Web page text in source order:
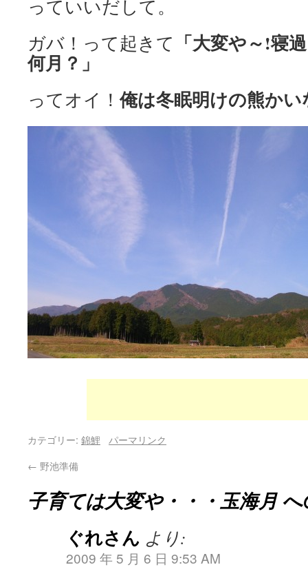
っていいだして。
ガバ！って起きて 「大変や～!寝
何月？」
ってオイ！俺は冬眠明けの熊かい
カテゴリー: 錦鯉
パーマリンク
← 野池準備
子育ては大変や・・・玉海月へ
ぐれさん より:
2009 年 5 月 6 日 9:53 AM